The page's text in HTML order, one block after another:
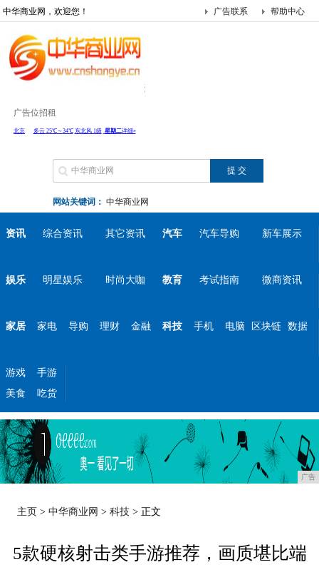
中华商业网，欢迎您！ 帮助中心
广告联系
广告位招租
网站关键词： 中华商业网
资讯 综合资讯 其它资讯 汽车 汽车导购 新车展示
娱乐 明星娱乐 时尚大咖 教育 考试指南 微商资讯
家居 家电 导购 理财 金融 科技 手机 电脑 区块链 数据
游戏
手游
美食
吃货
广告
主页 >中华商业网 >科技 > 正文
5款硬核射击类手游推荐，画质堪比端